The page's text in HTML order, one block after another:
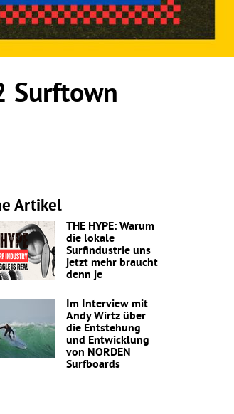
Surftown
Artikel
THE HYPE: Warum
die lokale
Surfindustrie uns
jetzt mehr braucht
denn je
Im Interview mit
Andy Wirtz über
die Entstehung
und Entwicklung
von NORDEN
Surfboards